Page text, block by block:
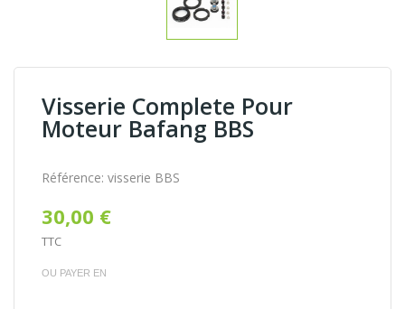
Visserie Complete Pour
Moteur Bafang BBS
Référence: visserie BBS
30,00 €
TTC
OU PAYER EN